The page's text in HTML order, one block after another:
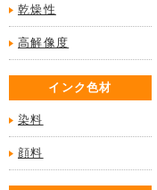
乾燥性
高解像度
インク色材
染料
顔料